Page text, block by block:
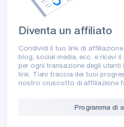
Diventa un affiliato
Condividi il tuo link di
blog, social media, ecc. e ricevi
per ogni transazione degli
link. Tieni traccia dei tuoi
nostro cruscotto di affiliazione
Programma di